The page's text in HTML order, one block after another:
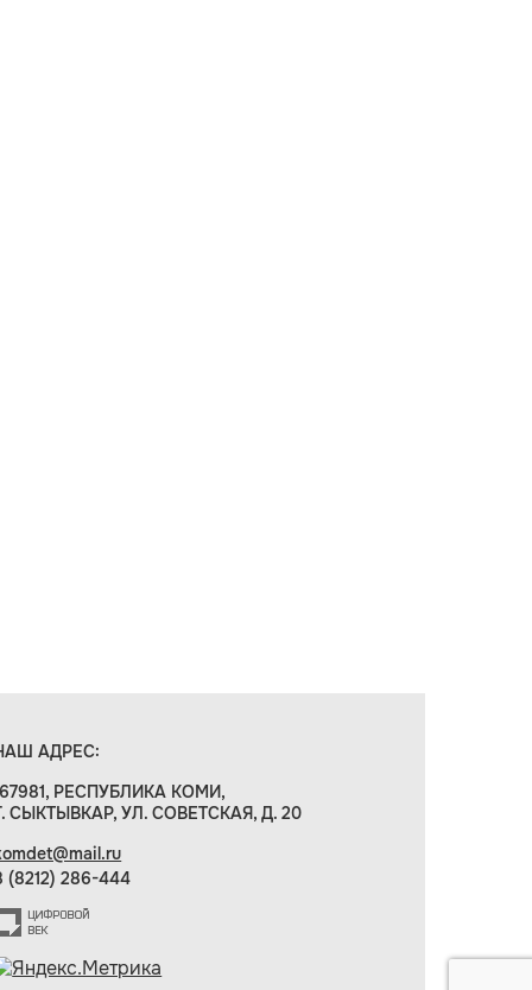
АДРЕС:
РЕСПУБЛИКА КОМИ,
СЫКТЫВКАР, УЛ. СОВЕТСКАЯ, Д. 20
(8212) 286-444